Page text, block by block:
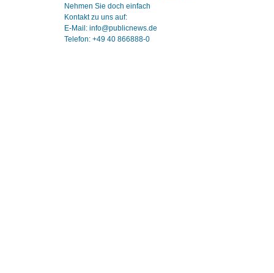
Nehmen Sie doch einfach
Kontakt zu uns auf:
E-Mail: info@publicnews.de
Telefon: +49 40 866888-0